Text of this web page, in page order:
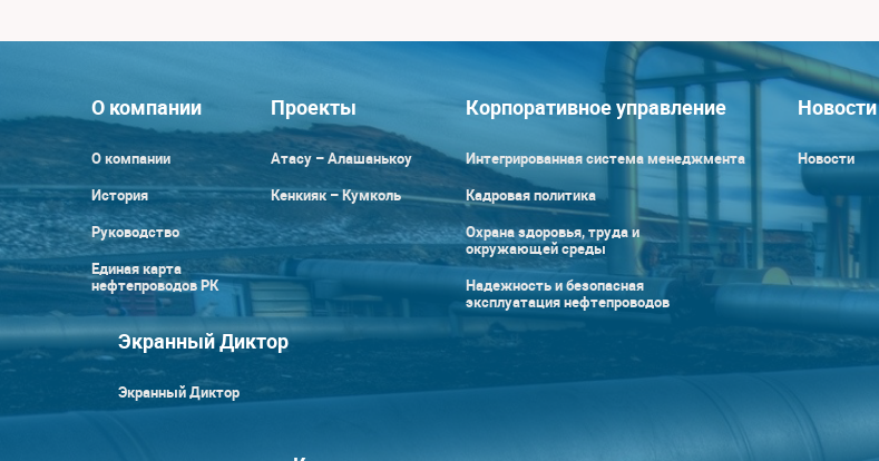
О компании
О компании
История
Руководство
Единая карта
нефтепроводов РК
Проекты
Атасу – Алашанькоу
Кенкияк – Кумколь
Корпоративное управление
Интегрированная система менеджмента
Кадровая политика
Охрана здоровья, труда и
окружающей среды
Надежность и безопасная
эксплуатация нефтепроводов
Новости
Новости
Экранный Диктор
Экранный Диктор